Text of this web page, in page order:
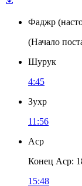
Фаджр (
(Начало
Шурук
4:45
Зухр
11:56
Аср
Конец Аср:
15:48